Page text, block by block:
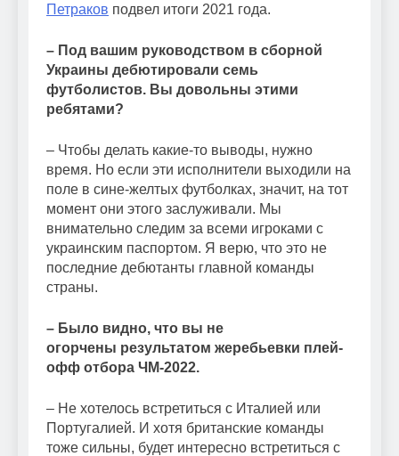
Петраков подвел итоги 2021 года.
– Под вашим руководством в сборной
Украины дебютировали семь
футболистов. Вы довольны этими
ребятами?
– Чтобы делать какие-то выводы, нужно
время. Но если эти исполнители выходили на
поле в сине-желтых футболках, значит, на тот
момент они этого заслуживали. Мы
внимательно следим за всеми игроками с
украинским паспортом. Я верю, что это не
последние дебютанты главной команды
страны.
– Было видно, что вы не
огорчены результатом жеребьевки плей-
офф отбора ЧМ-2022.
– Не хотелось встретиться с Италией или
Португалией. И хотя британские команды
тоже сильны, будет интересно встретиться с